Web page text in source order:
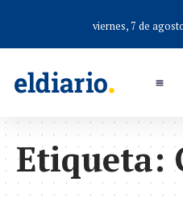
viernes, 7 de
Etiqueta: